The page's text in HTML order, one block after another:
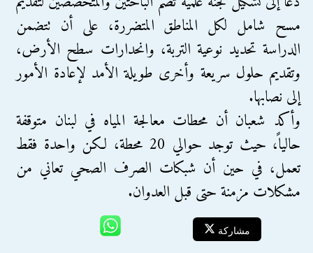
مسح شامل لكل المناطق المتضررة، على أن تتضمن
الدراسة تحديد نوعية التربة، وانحدارات سطح الأرض،
وتقديم حلول سريعة وأخرى طويلة الأمد لإعادة الأمور
إلى نصابها.
وأكد شعبان أن محطات معالجة المياه في لبنان متوقفة
حالياً، حيث توجد حوالي 20 محطة، لكن واحدة فقط
تعمل، في حين أن شبكات الصرف الصحي تعاني من
مشكلات مزمنة حتى قبل العدوان.
مشاركة